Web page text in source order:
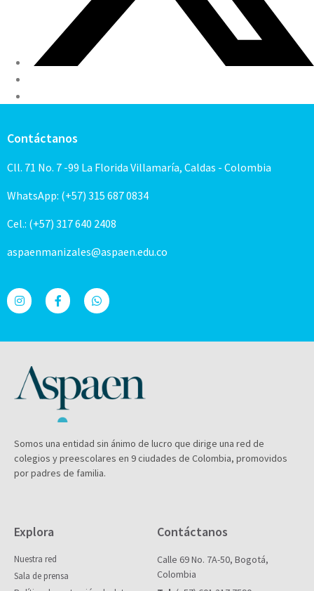
Contáctanos
Cll. 71 No. 7 -99 La Florida Villamaría, Caldas - Colombia
WhatsApp: (+57) 315 687 0834
Cel.: (+57) 317 640 2408
aspaenmanizales@aspaen.edu.co
Somos una entidad sin ánimo de lucro que dirige una red de
colegios y preescolares en 9 ciudades de Colombia, promovidos
por padres de familia.
Explora
Nuestra red
Sala de prensa
Contáctanos
Calle 69 No. 7A-50, Bogotá,
Colombia